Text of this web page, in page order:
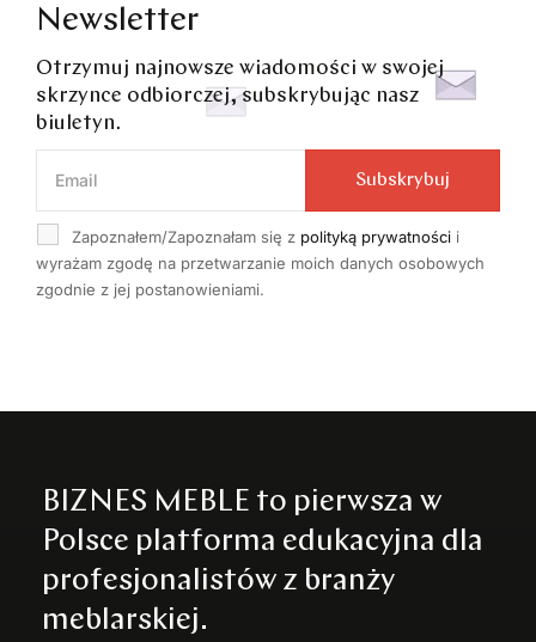
Newsletter
Otrzymuj najnowsze wiadomości w swojej
skrzynce odbiorczej, subskrybując nasz
biuletyn.
Zapoznałem/Zapoznałam się z polityką prywatności i
wyrażam zgodę na przetwarzanie moich danych osobowych
zgodnie z jej postanowieniami.
Subskrybuj
BIZNES MEBLE to pierwsza w
Polsce platforma edukacyjna dla
profesjonalistów z branży
meblarskiej.